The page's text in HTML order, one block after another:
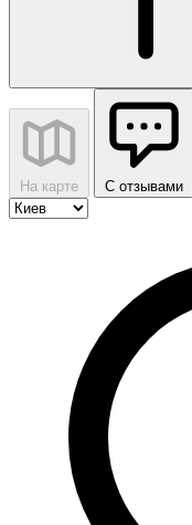
На карте С отзывами